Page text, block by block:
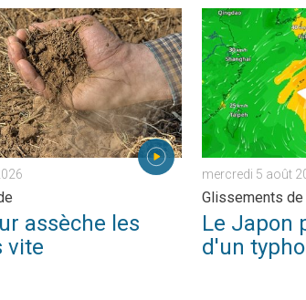
les sols plus vite. Nouvelle étude. . .
assèche les
vite
Le Japon
mercredi 5 août
Glissements de
Le Japon
d'un